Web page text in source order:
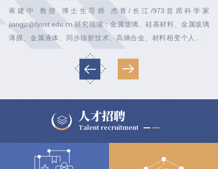
蒋建中 教授 博士生导师 杰青/长江/973首席科学家
jiangjz@fyust.edu.cn 研究领域：金属玻璃、硅基材料、金属玻璃
薄膜、金属液体、同步辐射技术、高熵合金、材料相变个人简介
国、丹麦学习工作约18年，2004-2023年浙江大学新结构国际研究
中心主任。获中科院“百人计划”，国际纳米材料大会“青年科学家”金
人才招聘
Talent recruitment